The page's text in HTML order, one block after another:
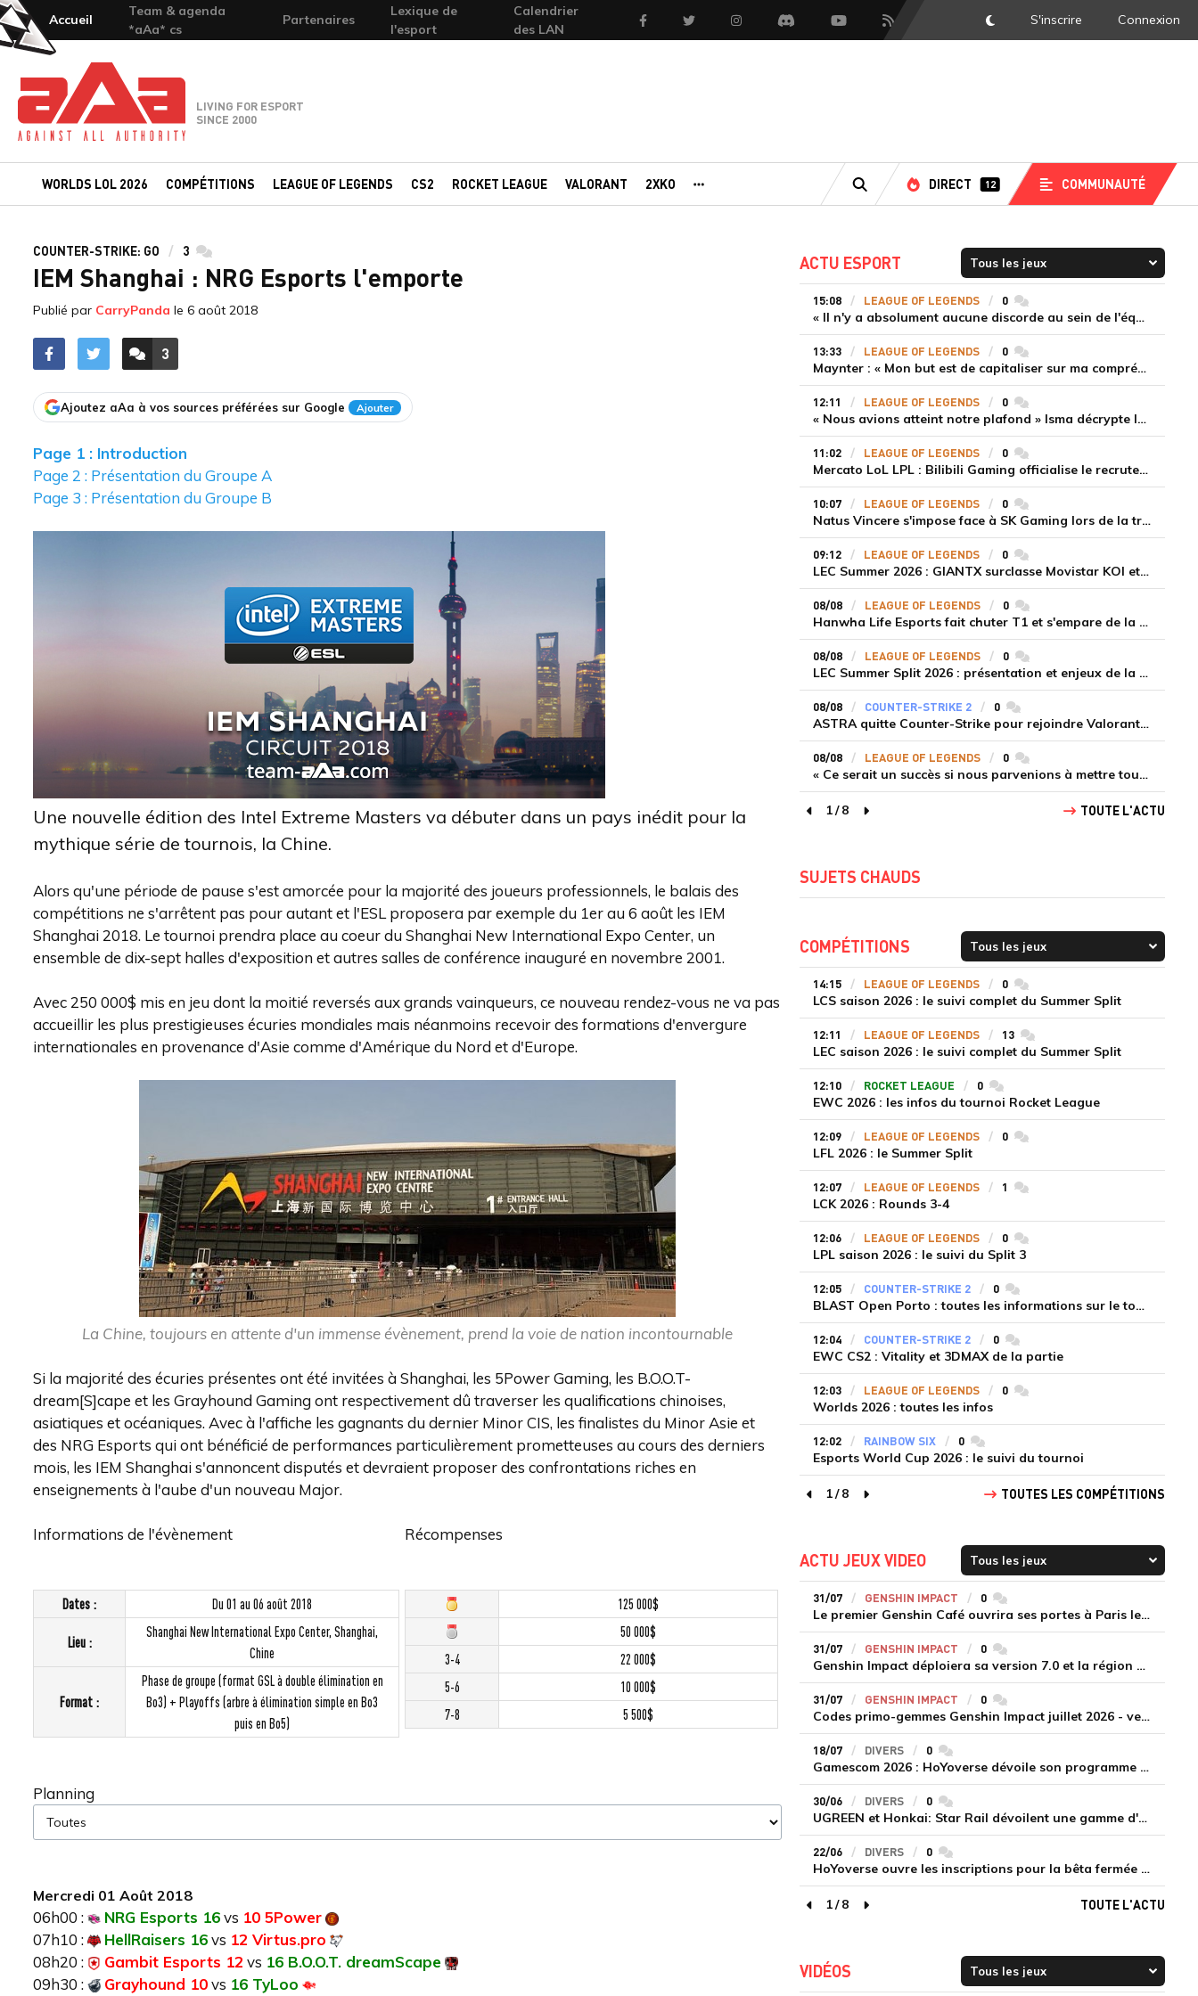
Accueil
Team & agenda
*aAa* cs
Partenaires
Lexique de
l'esport
Calendrier
des LAN
FacebookTwitter InstagramDiscord YoutubeFlux RSS DarkMode
S'inscrire Connexion
Team-aAa - against All authority
LIVING FOR ESPORT
SINCE 2000
WORLDS LOL 2026 COMPÉTITIONS LEAGUE OF LEGENDS CS2 ROCKET LEAGUE VALORANT 2XKO
RECHERCHE
DIRECT 12 COMMUNAUTÉ
COUNTER-STRIKE: GO 3 commentaires
IEM Shanghai : NRG Esports l'emporte
Publié par CarryPanda le 6 août 2018
ACCÉDER AUX
3
COMMENTAIRES
Ajoutez aAa à vos sources préférées sur Google Ajouter
Page 1 : Introduction
Page 2 : Présentation du Groupe A
Page 3 : Présentation du Groupe B
Une nouvelle édition des Intel Extreme Masters va débuter dans un pays inédit pour la
mythique série de tournois, la Chine.
Alors qu'une période de pause s'est amorcée pour la majorité des joueurs professionnels, le balais des
compétitions ne s'arrêtent pas pour autant et l'ESL proposera par exemple du 1er au 6 août les IEM
Shanghai 2018. Le tournoi prendra place au coeur du Shanghai New International Expo Center, un
ensemble de dix-sept halles d'exposition et autres salles de conférence inauguré en novembre 2001.
Avec 250 000$ mis en jeu dont la moitié reversés aux grands vainqueurs, ce nouveau rendez-vous ne va pas
accueillir les plus prestigieuses écuries mondiales mais néanmoins recevoir des formations d'envergure
internationales en provenance d'Asie comme d'Amérique du Nord et d'Europe.
La Chine, toujours en attente d'un immense évènement, prend la voie de nation incontournable
Si la majorité des écuries présentes ont été invitées à Shanghai, les 5Power Gaming, les B.O.O.T-
dream[S]cape et les Grayhound Gaming ont respectivement dû traverser les qualifications chinoises,
asiatiques et océaniques. Avec à l'affiche les gagnants du dernier Minor CIS, les finalistes du Minor Asie et
des NRG Esports qui ont bénéficié de performances particulièrement prometteuses au cours des derniers
mois, les IEM Shanghai s'annoncent disputés et devraient proposer des confrontations riches en
enseignements à l'aube d'un nouveau Major.
Informations de l'évènement
Dates : Du 01 au 06 août 2018
Lieu :
Shanghai New International Expo Center, Shanghai,
Chine
Format :
Phase de groupe (format GSL à double élimination en
Bo3) + Playoffs (arbre à élimination simple en Bo3
puis en Bo5)
Récompenses
125 000$
50 000$
3-4
22 000$
5-6
10 000$
7-8
5 500$
Planning
Mercredi 01 Août 2018
06h00 : NRG Esports 16vs 10 5Power
07h10 :
HellRaisers 16vs 12 Virtus.pro
08h20 :
Gambit Esports 12 vs 16 B.O.O.T. dreamScape
09h30 :
Grayhound 10vs 16 TyLoo
ACTU ESPORT
15:08 LEAGUE OF LEGENDS 0commentaires
« Il n'y a absolument aucune discorde au sein de l'équipe » Tom justifie la titularisation de Painter malgré la défaite de T1
13:33 LEAGUE OF LEGENDS 0commentaires
Maynter : « Mon but est de capitaliser sur ma compréhension du jeu plutôt que sur ma mécanique pure »
12:11 LEAGUE OF LEGENDS 0commentaires
« Nous avions atteint notre plafond » Isma décrypte le renouveau de GiantX et la victoire face à Movistar KOI
11:02 LEAGUE OF LEGENDS 0commentaires
Mercato LoL LPL : Bilibili Gaming officialise le recrutement de Flandre sur la toplane
10:07 LEAGUE OF LEGENDS 0commentaires
Natus Vincere s'impose face à SK Gaming lors de la troisième semaine du LEC Summer Split 2026
09:12 LEAGUE OF LEGENDS 0commentaires
LEC Summer 2026 : GIANTX surclasse Movistar KOI et se fait une place sur le podium
08/08 LEAGUE OF LEGENDS 0commentaires
Hanwha Life Esports fait chuter T1 et s'empare de la deuxième place du Legend Group
08/08 LEAGUE OF LEGENDS 0commentaires
LEC Summer Split 2026 : présentation et enjeux de la troisième semaine de compétition
08/08 COUNTER-STRIKE 2 0commentaires
ASTRA quitte Counter-Strike pour rejoindre Valorant et la scène compétitive Game Changers
08/08 LEAGUE OF LEGENDS 0commentaires
« Ce serait un succès si nous parvenions à mettre tous les joueurs à niveau pour espérer atteindre les playoffs », Nukeduck et Mithy après la victoire de Team Heretics
page précédente
1/8
page suivante
TOUTE L'ACTU
SUJETS CHAUDS
COMPÉTITIONS
14:15 LEAGUE OF LEGENDS 0commentaires
LCS saison 2026 : le suivi complet du Summer Split
12:11 LEAGUE OF LEGENDS 13commentaires
LEC saison 2026 : le suivi complet du Summer Split
12:10 ROCKET LEAGUE 0commentaires
EWC 2026 : les infos du tournoi Rocket League
12:09 LEAGUE OF LEGENDS 0commentaires
LFL 2026 : le Summer Split
12:07 LEAGUE OF LEGENDS 1 commentaires
LCK 2026 : Rounds 3-4
12:06 LEAGUE OF LEGENDS 0commentaires
LPL saison 2026 : le suivi du Split 3
12:05 COUNTER-STRIKE 2 0commentaires
BLAST Open Porto : toutes les informations sur le tournoi
12:04 COUNTER-STRIKE 2 0commentaires
EWC CS2 : Vitality et 3DMAX de la partie
12:03 LEAGUE OF LEGENDS 0commentaires
Worlds 2026 : toutes les infos
12:02 RAINBOW SIX 0commentaires
Esports World Cup 2026 : le suivi du tournoi
page précédente
1/8
page suivante
TOUTES LES COMPÉTITIONS
ACTU JEUX VIDEO
31/07 GENSHIN IMPACT 0commentaires
Le premier Genshin Café ouvrira ses portes à Paris le 14 août
31/07 GENSHIN IMPACT 0commentaires
Genshin Impact déploiera sa version 7.0 et la région de Snezhnaya le 12 août
31/07 GENSHIN IMPACT 0commentaires
Codes primo-gemmes Genshin Impact juillet 2026 - version 7.0
18/07 DIVERS 0commentaires
Gamescom 2026 : HoYoverse dévoile son programme et présente deux nouveaux jeux inédits
30/06 DIVERS 0commentaires
UGREEN et Honkai: Star Rail dévoilent une gamme d'accessoires de recharge en édition limitée
22/06 DIVERS 0commentaires
HoYoverse ouvre les inscriptions pour la bêta fermée de Honkai : Nexus Anima
page précédente
1/8
page suivante
TOUTE L'ACTU
VIDÉOS